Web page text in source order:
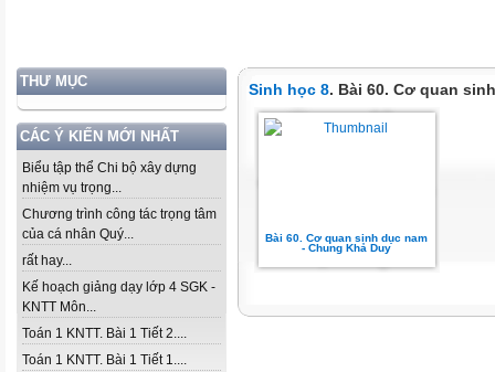
THƯ MỤC
CÁC Ý KIẾN MỚI NHẤT
Biểu tập thể Chi bộ xây dựng
nhiệm vụ trọng...
Chương trình công tác trọng tâm
của cá nhân Quý...
rất hay...
Kế hoạch giảng dạy lớp 4 SGK -
KNTT Môn...
Toán 1 KNTT. Bài 1 Tiết 2....
Toán 1 KNTT. Bài 1 Tiết 1....
Sinh học 8. Bài 60. Cơ quan
Bài 60. Cơ quan sinh dục nam
- Chung Khả Duy